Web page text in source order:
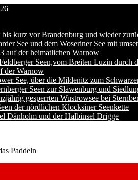
kurz vor Brandenburg und wieder
See und dem Woseriner See mit
auf der heimatlichen Warnow
Seen,vom Breiten Luzin
der Warnow
See, über die Mildenitz zum
Seen zur Slawenburg und
gesperrten Wustrowsee bei
der nördlichen Klocksiner Seenkette
Dänholm und der Halbinsel Drigge
Paddeln